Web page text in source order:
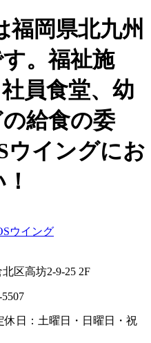
福岡県北九州
。福祉施
員食堂、幼
給食の委
ウイングにお
区高坊2-9-25 2F
日：土曜日・日曜日・祝